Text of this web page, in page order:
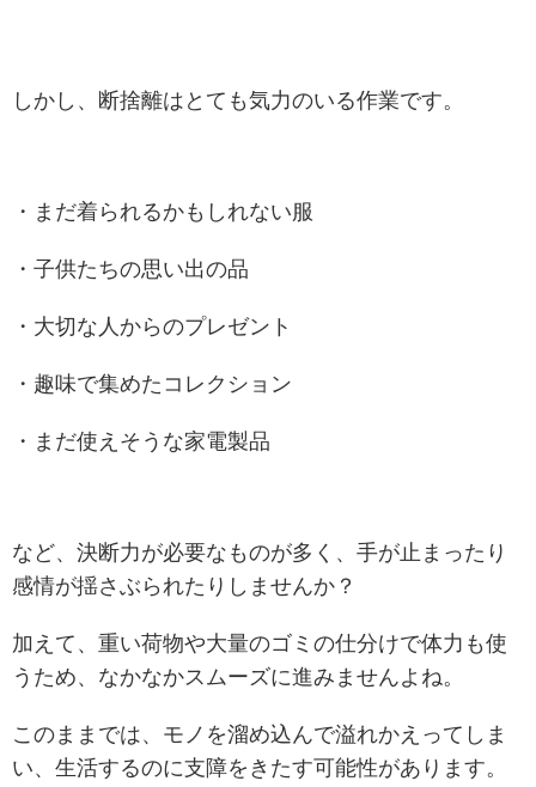
しかし、断捨離はとても気力のいる作業です。
・まだ着られるかもしれない服
・子供たちの思い出の品
・大切な人からのプレゼント
・趣味で集めたコレクション
・まだ使えそうな家電製品
など、決断力が必要なものが多く、手が止まったり
感情が揺さぶられたりしませんか？
加えて、重い荷物や大量のゴミの仕分けで体力も使
うため、なかなかスムーズに進みませんよね。
このままでは、モノを溜め込んで溢れかえってしま
い、生活するのに支障をきたす可能性があります。